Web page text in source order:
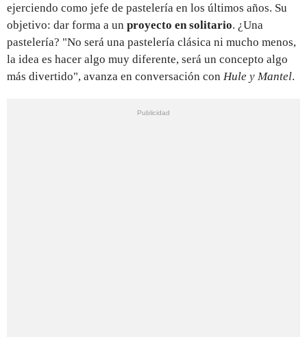
ejerciendo como jefe de pastelería en los últimos años. Su
objetivo: dar forma a un proyecto en solitario. ¿Una
pastelería? "No será una pastelería clásica ni mucho menos,
la idea es hacer algo muy diferente, será un concepto algo
más divertido", avanza en conversación con Hule y Mantel.